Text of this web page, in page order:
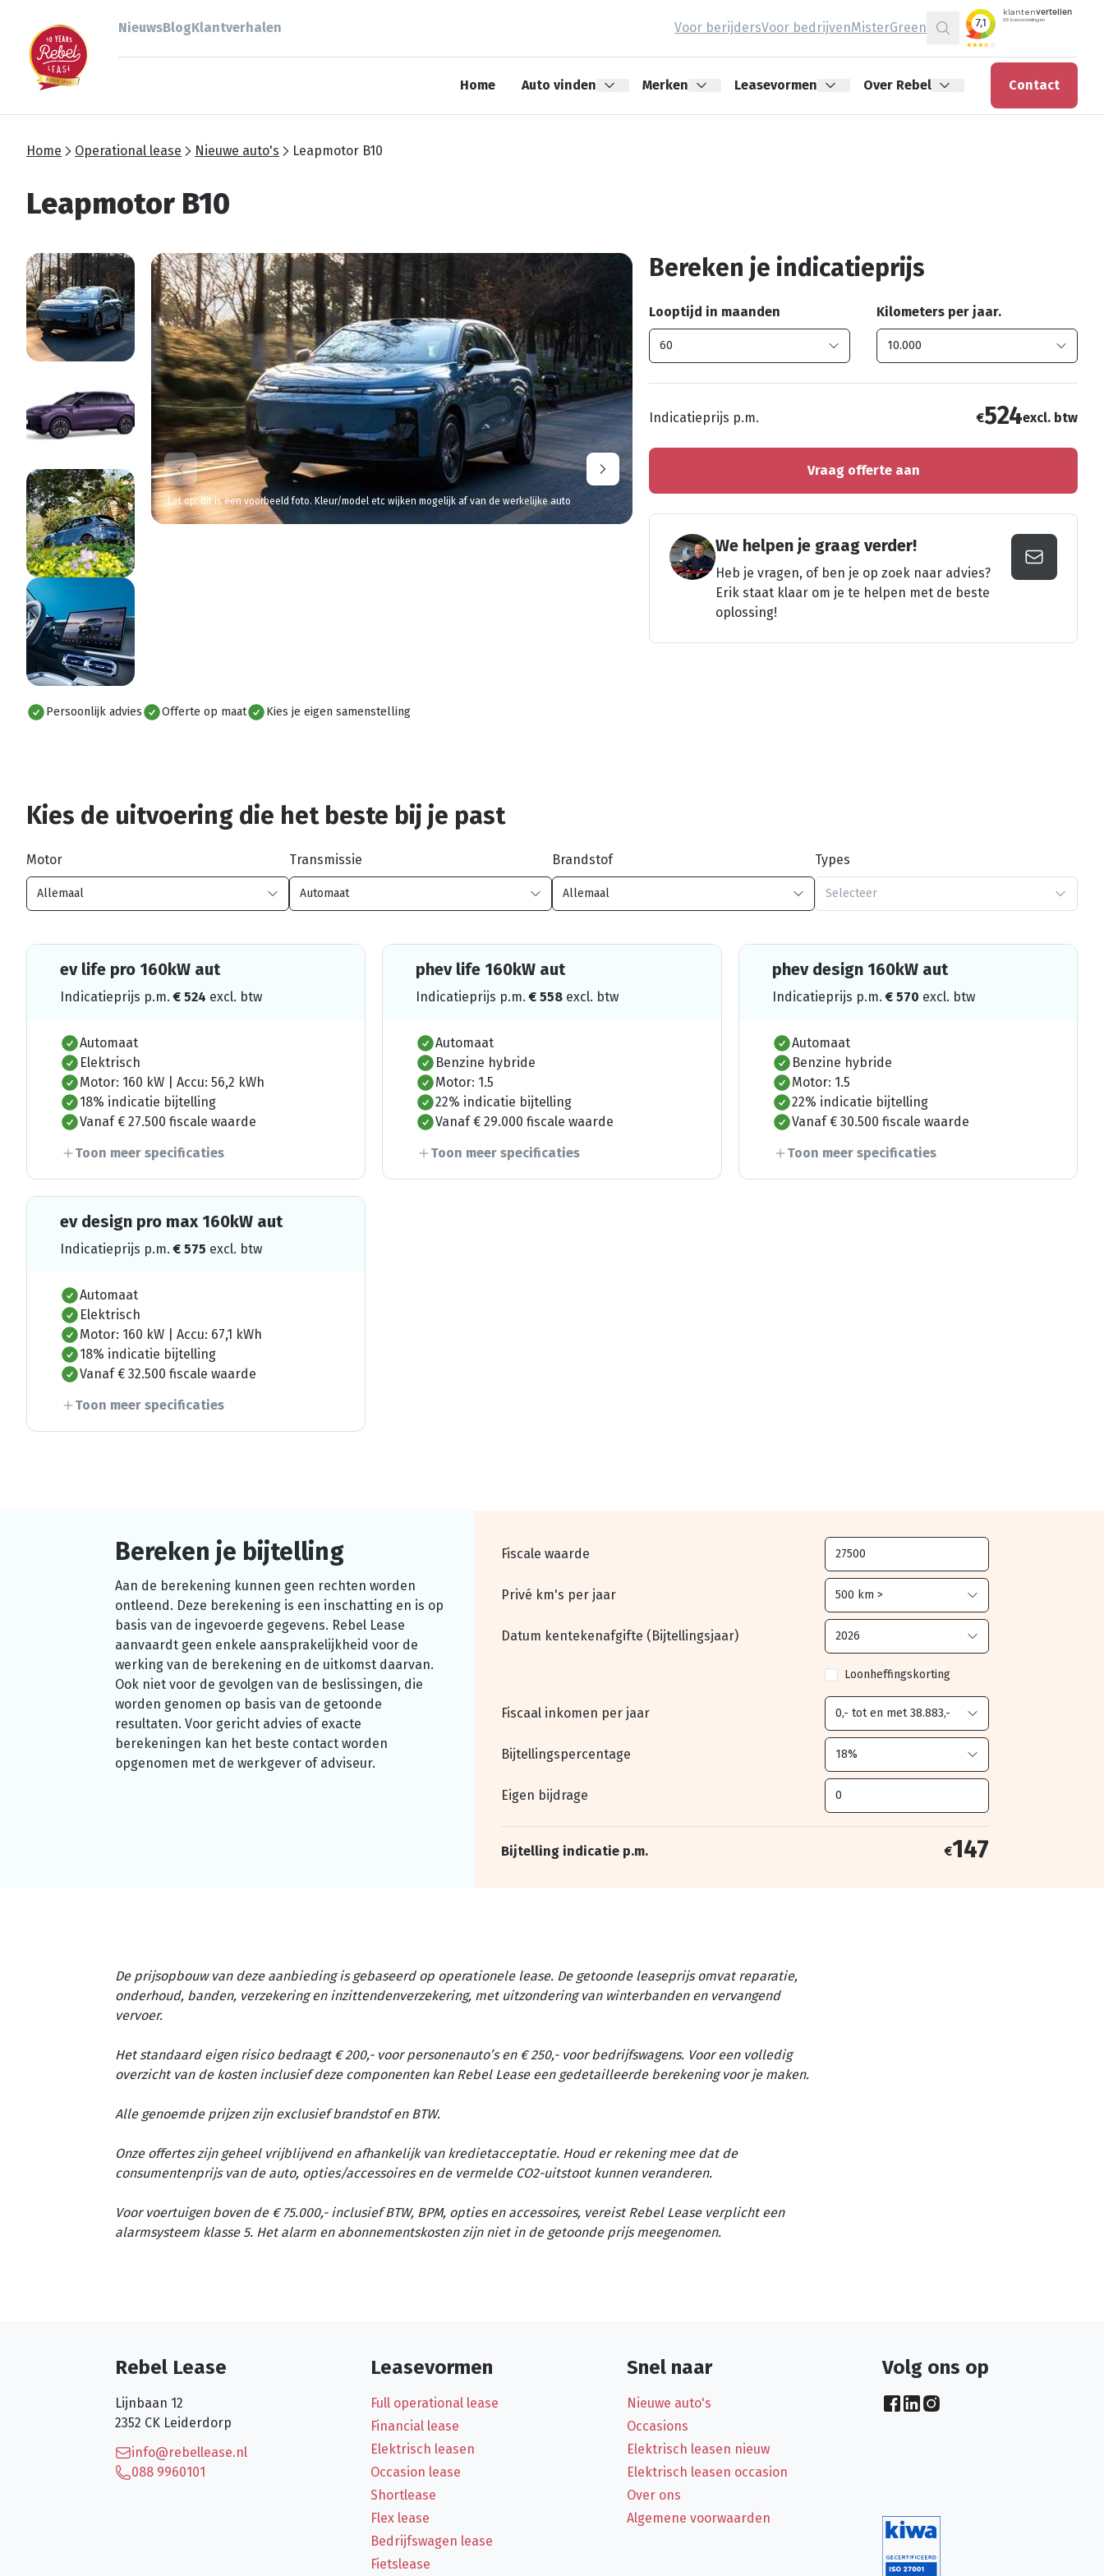
NieuwsBlogKlantverhalen Voor berijdersVoor bedrijvenMisterGreen
Zoeken
Home Auto vinden Merken Leasevormen Over Rebel Contact
Home Operational lease Nieuwe auto's Leapmotor B10
Leapmotor B10
Alles bekijken
Let op: dit is een voorbeeld foto. Kleur/model etc wijken mogelijk af van de werkelijke auto
Persoonlijk advies Offerte op maat Kies je eigen samenstelling
Bereken je indicatieprijs
Looptijd in maanden Kilometers per jaar.
Indicatieprijs p.m. €524excl. btw
Vraag offerte aan
We helpen je graag verder!
Heb je vragen, of ben je op zoek naar advies?
Erik staat klaar om je te helpen met de beste
oplossing!
Kies de uitvoering die het beste bij je past
Motor Transmissie Brandstof Types
Selecteer
ev life pro 160kW aut
Indicatieprijs p.m.€ 524 excl. btw
Automaat
Elektrisch
Motor: 160 kW | Accu: 56,2 kWh
18% indicatie bijtelling
Vanaf € 27.500 fiscale waarde
Toon meer specificaties
phev life 160kW aut
Indicatieprijs p.m.€ 558 excl. btw
Automaat
Benzine hybride
Motor: 1.5
22% indicatie bijtelling
Vanaf € 29.000 fiscale waarde
Toon meer specificaties
phev design 160kW aut
Indicatieprijs p.m.€ 570 excl. btw
Automaat
Benzine hybride
Motor: 1.5
22% indicatie bijtelling
Vanaf € 30.500 fiscale waarde
Toon meer specificaties
ev design pro max 160kW aut
Indicatieprijs p.m.€ 575 excl. btw
Automaat
Elektrisch
Motor: 160 kW | Accu: 67,1 kWh
18% indicatie bijtelling
Vanaf € 32.500 fiscale waarde
Toon meer specificaties
Bereken je bijtelling
Aan de berekening kunnen geen rechten worden
ontleend. Deze berekening is een inschatting en is op
basis van de ingevoerde gegevens. Rebel Lease
aanvaardt geen enkele aansprakelijkheid voor de
werking van de berekening en de uitkomst daarvan.
Ook niet voor de gevolgen van de beslissingen, die
worden genomen op basis van de getoonde
resultaten. Voor gericht advies of exacte
berekeningen kan het beste contact worden
opgenomen met de werkgever of adviseur.
Fiscale waarde
Privé km's per jaar
Datum kentekenafgifte (Bijtellingsjaar)
Loonheffingskorting
Fiscaal inkomen per jaar
Bijtellingspercentage
Eigen bijdrage
Bijtelling indicatie p.m. €147
De prijsopbouw van deze aanbieding is gebaseerd op operationele lease. De getoonde leaseprijs omvat reparatie,
onderhoud, banden, verzekering en inzittendenverzekering, met uitzondering van winterbanden en vervangend
vervoer.
Het standaard eigen risico bedraagt € 200,- voor personenauto’s en € 250,- voor bedrijfswagens. Voor een volledig
overzicht van de kosten inclusief deze componenten kan Rebel Lease een gedetailleerde berekening voor je maken.
Alle genoemde prijzen zijn exclusief brandstof en BTW.
Onze offertes zijn geheel vrijblijvend en afhankelijk van kredietacceptatie. Houd er rekening mee dat de
consumentenprijs van de auto, opties/accessoires en de vermelde CO2-uitstoot kunnen veranderen.
Voor voertuigen boven de € 75.000,- inclusief BTW, BPM, opties en accessoires, vereist Rebel Lease verplicht een
alarmsysteem klasse 5. Het alarm en abonnementskosten zijn niet in de getoonde prijs meegenomen.
Rebel Lease
Lijnbaan 12
2352 CK Leiderdorp
info@rebellease.nl
088 9960101
Leasevormen
Full operational lease
Financial lease
Elektrisch leasen
Occasion lease
Shortlease
Flex lease
Bedrijfswagen lease
Fietslease
Snel naar
Nieuwe auto's
Occasions
Elektrisch leasen nieuw
Elektrisch leasen occasion
Over ons
Algemene voorwaarden
Volg ons op